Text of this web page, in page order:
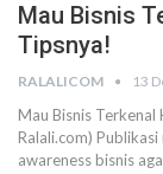
Mau Bisnis
Tipsnya!
RALALICOM 13
Mau Bisnis
Ralali.com)
awareness bisnis